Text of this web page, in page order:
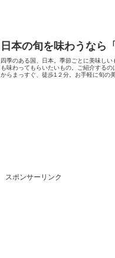
日本の旬を味わうなら
四季のある国、日本。季節ごとに美味し
も味わってもらいたいもの。ご紹介する
からまっすぐ、徒歩1２分。お手軽に旬の
スポンサーリンク